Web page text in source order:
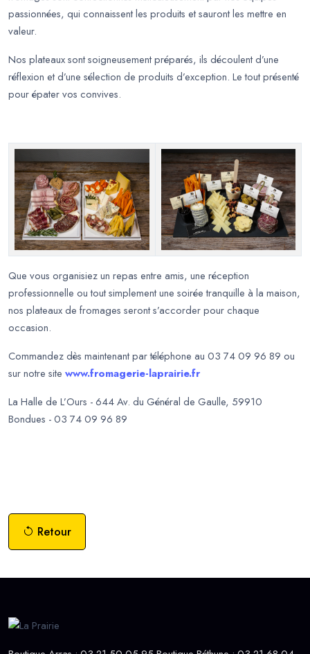
passionnées, qui connaissent les produits et sauront les mettre en
valeur.
Nos plateaux sont soigneusement préparés, ils découlent d’une
réflexion et d’une sélection de produits d’exception. Le tout présenté
pour épater vos convives.
Que vous organisiez un repas entre amis, une réception
professionnelle ou tout simplement une soirée tranquille à la maison,
nos plateaux de fromages seront s’accorder pour chaque
occasion.
Commandez dès maintenant par téléphone au 03 74 09 96 89 ou
sur notre site www.fromagerie-laprairie.fr
La Halle de L’Ours - 644 Av. du Général de Gaulle, 59910
Bondues - 03 74 09 96 89
Retour